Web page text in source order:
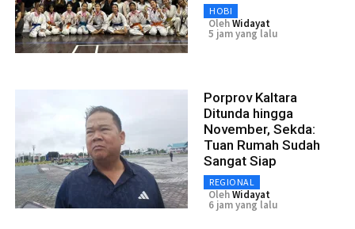
HOBI
OlehWidayat
5 jam yang lalu
Porprov Kaltara
Ditunda hingga
November, Sekda:
Tuan Rumah Sudah
Sangat Siap
REGIONAL
OlehWidayat
6 jam yang lalu